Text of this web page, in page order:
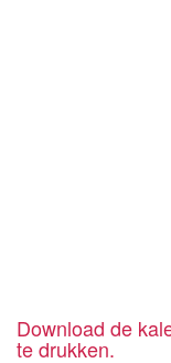
Download de
te drukken.